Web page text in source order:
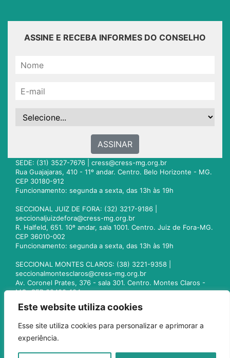
Este website utiliza cookies
Esse site utiliza cookies para personalizar e aprimorar a
experiência.
ASSINE E RECEBA INFORMES DO CONSELHO
ASSINAR
SEDE: (31) 3527-7676 | cress@cress-mg.org.br
Rua Guajajaras, 410 - 11º andar. Centro. Belo Horizonte - MG.
CEP 30180-912
Funcionamento: segunda a sexta, das 13h às 19h
SECCIONAL JUIZ DE FORA: (32) 3217-9186 |
seccionaljuizdefora@cress-mg.org.br
R. Halfeld, 651. 10º andar, sala 1001. Centro. Juiz de Fora-MG.
CEP 36010-002
Funcionamento: segunda a sexta, das 13h às 19h
SECCIONAL MONTES CLAROS: (38) 3221-9358 |
seccionalmontesclaros@cress-mg.org.br
Av. Coronel Prates, 376 - sala 301. Centro. Montes Claros -
MG. CEP 39400-104
seccionaluberlandia@cress-mg.org.br
Av. Afonso Pena, 547 - sala 101. Uberlândia - MG. CEP